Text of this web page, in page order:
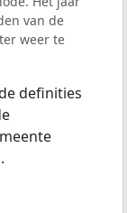
van de
weer te
definities
.